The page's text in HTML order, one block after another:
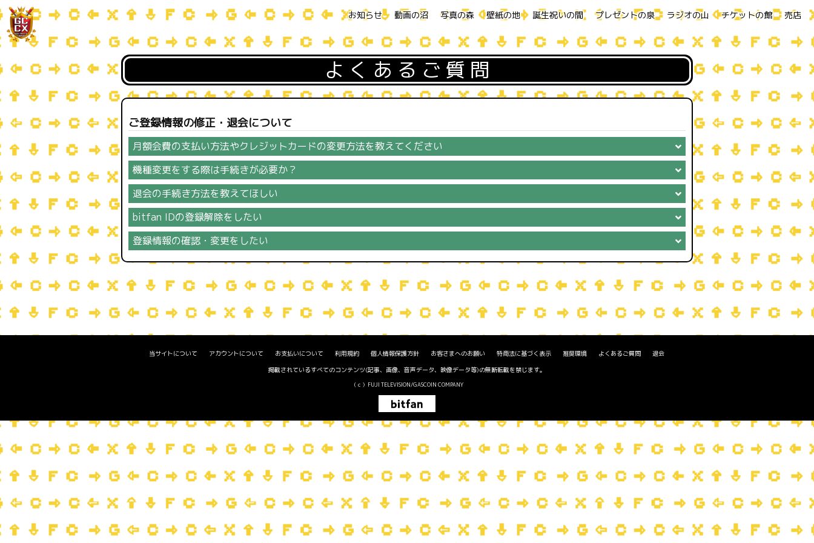
お知らせ 動画の沼 写真の森 壁紙の地 誕生祝いの間 プレゼントの泉 ラジオの山 チケットの館 売店
よくあるご質問
ご登録情報の修正・退会について
月額会費の支払い方法やクレジットカードの変更方法を教えてください
機種変更をする際は手続きが必要か？
退会の手続き方法を教えてほしい
bitfan IDの登録解除をしたい
登録情報の確認・変更をしたい
当サイトについて アカウントについて お支払いについて 利用規約 個人情報保護方針 お客さまへのお願い 特商法に基づく表示 推奨環境 よくあるご質問
退会
掲載されているすべてのコンテンツ(記事、画像、音声データ、映像データ等)の無断転載を禁じます。
（ｃ）FUJI TELEVISION/GASCOIN COMPANY